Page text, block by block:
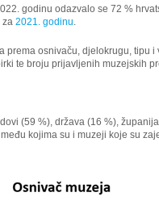
godinu odazvalo se 72 %
za 2021. godinu.
prema osnivaču, djelokrugu, tipu i
te broju prijavljenih muzejskih
(59 %), država (16 %),
kojima su i muzeji koje su